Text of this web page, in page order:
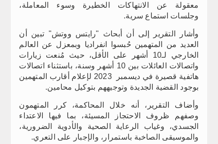
معقولة عن الانتهاكات الخطيرة وسوء المعاملة،
وجلسات استماع سرية.
وأشار التقرير إلى أن أبحاث "رايتس ووتش" تبين أن
العديد من المتهمين حُبسوا انفراديا وبمعزل عن العالم
الخارجي لـ10 أشهر على الأقل، حيث مُنعت زيارات
واتصالات العائلات بين 10 أشهر وسنة، باستثناء اتصالات
هاتفية قصيرة في ديسمبر 2023 لإعلام أقارب المتهمين
بوجود القضية الجديدة وتوجيههم بتوكيل محامين.
وأضاف التقرير، أنه خلال المحاكمة، كرر المتهمون
وصفهم ظروف الاحتجاز المسيئة، بما فيها الاعتداء
الجسدي، وغياب الرعاية الصحية والأدوية الضرورية،
والموسيقى الصاخبة باستمرار، والإجبار على التعري.